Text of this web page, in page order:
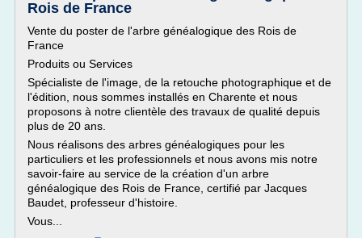
Rois de France
Vente du poster de l'arbre généalogique des Rois de
France
Produits ou Services
Spécialiste de l'image, de la retouche photographique et de
l'édition, nous sommes installés en Charente et nous
proposons à notre clientèle des travaux de qualité depuis
plus de 20 ans.
Nous réalisons des arbres généalogiques pour les
particuliers et les professionnels et nous avons mis notre
savoir-faire au service de la création d'un arbre
généalogique des Rois de France, certifié par Jacques
Baudet, professeur d'histoire.
Vous...